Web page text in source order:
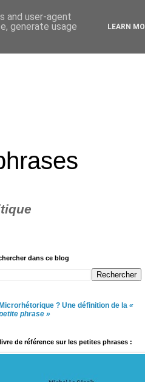
dans ce blog
Microrhétorique ? Une définition de la «
phrase »
de référence sur les petites phrases :
and user-agent
generate usage
LEARN